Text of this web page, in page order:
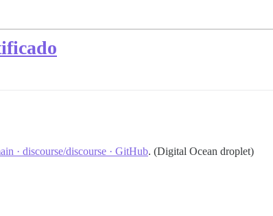
· discourse/discourse · GitHub. (Digital Ocean droplet)